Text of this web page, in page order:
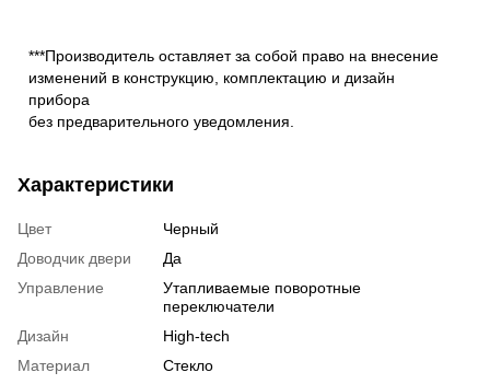
***Производитель оставляет за собой право на внесение
изменений в конструкцию, комплектацию и дизайн
прибора
без предварительного уведомления.
Характеристики
Цвет
Черный
Доводчик двери
Да
Управление
Утапливаемые поворотные
переключатели
Дизайн
High-tech
Материал
Стекло